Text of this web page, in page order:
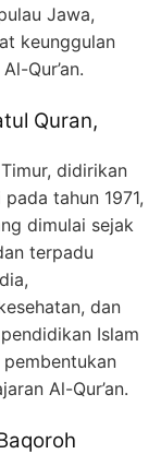
Jawa,
keunggulan
Qur’an.
Quran,
didirikan
tahun 1971,
dimulai sejak
terpadu
dan
Islam
Al-Qur’an.